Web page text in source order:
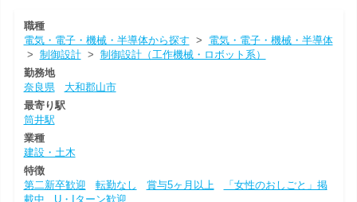
職種
電気・電子・機械・半導体から探す > 電気・電子・機械・半導体
> 制御設計> 制御設計（工作機械・ロボット系）
勤務地
奈良県
大和郡山市
最寄り駅
筒井駅
業種
建設・土木
特徴
第二新卒歓迎
転勤なし 賞与5ヶ月以上
「女性のおしごと」掲
載中
U・Iターン歓迎